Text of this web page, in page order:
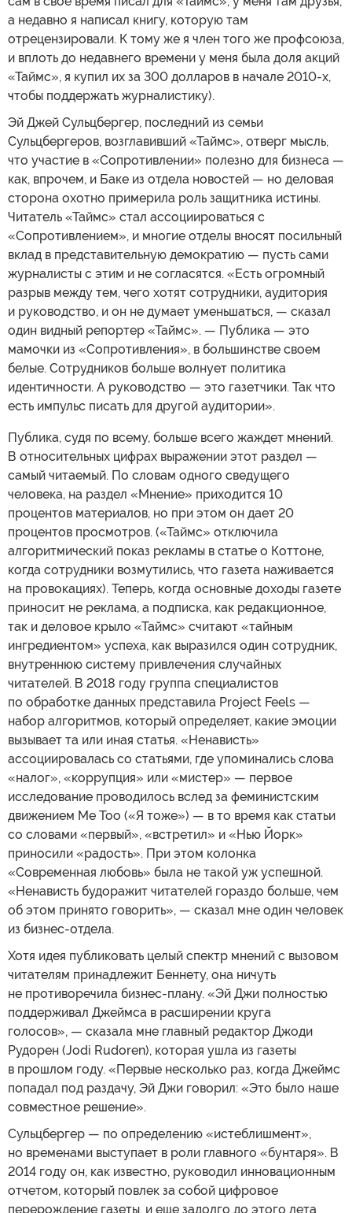
а недавно я написал книгу, которую там
отрецензировали. К тому же я член того же профсоюза,
и вплоть до недавнего времени у меня была доля акций
«Таймс», я купил их за 300 долларов в начале 2010-х,
чтобы поддержать журналистику).
Эй Джей Сульцбергер, последний из семьи
Сульцбергеров, возглавивший «Таймс», отверг мысль,
что участие в «Сопротивлении» полезно для бизнеса —
как, впрочем, и Баке из отдела новостей — но деловая
сторона охотно примерила роль защитника истины.
Читатель «Таймс» стал ассоциироваться с
«Сопротивлением», и многие отделы вносят посильный
вклад в представительную демократию — пусть сами
журналисты с этим и не согласятся. «Есть огромный
разрыв между тем, чего хотят сотрудники, аудитория
и руководство, и он не думает уменьшаться, — сказал
один видный репортер «Таймс». — Публика — это
мамочки из «Сопротивления», в большинстве своем
белые. Сотрудников больше волнует политика
идентичности. А руководство — это газетчики. Так что
есть импульс писать для другой аудитории».
Публика, судя по всему, больше всего жаждет мнений.
В относительных цифрах выражении этот раздел —
самый читаемый. По словам одного сведущего
человека, на раздел «Мнение» приходится 10
процентов материалов, но при этом он дает 20
процентов просмотров. («Таймс» отключила
алгоритмический показ рекламы в статье о Коттоне,
когда сотрудники возмутились, что газета наживается
на провокациях). Теперь, когда основные доходы газете
приносит не реклама, а подписка, как редакционное,
так и деловое крыло «Таймс» считают «тайным
ингредиентом» успеха, как выразился один сотрудник,
внутреннюю систему привлечения случайных
читателей. В 2018 году группа специалистов
по обработке данных представила Project Feels —
набор алгоритмов, который определяет, какие эмоции
вызывает та или иная статья. «Ненависть»
ассоциировалась со статьями, где упоминались слова
«налог», «коррупция» или «мистер» — первое
исследование проводилось вслед за феминистским
движением Me Too («Я тоже») — в то время как статьи
со словами «первый», «встретил» и «Нью Йорк»
приносили «радость». При этом колонка
«Современная любовь» была не такой уж успешной.
«Ненависть будоражит читателей гораздо больше, чем
об этом принято говорить», — сказал мне один человек
из бизнес-отдела.
Хотя идея публиковать целый спектр мнений с вызовом
читателям принадлежит Беннету, она ничуть
не противоречила бизнес-плану. «Эй Джи полностью
поддерживал Джеймса в расширении круга
голосов», — сказала мне главный редактор Джоди
Рудорен (Jodi Rudoren), которая ушла из газеты
в прошлом году. «Первые несколько раз, когда Джеймс
попадал под раздачу, Эй Джи говорил: «Это было наше
совместное решение».
Сульцбергер — по определению «истеблишмент»,
но временами выступает в роли главного «бунтаря». В
2014 году он, как известно, руководил инновационным
отчетом, который повлек за собой цифровое
перерождение газеты, и еще задолго до этого лета